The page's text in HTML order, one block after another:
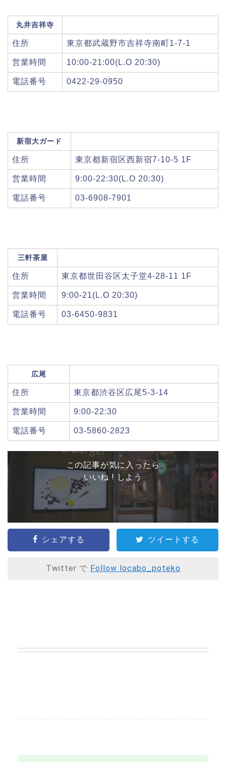
丸井吉祥寺
住所 東京都武蔵野市吉祥寺南町1-7-1
営業時間 10:00-21:00(L.O 20:30)
電話番号 0422-29-0950
新宿大ガード
住所 東京都新宿区西新宿7-10-5 1F
営業時間 9:00-22:30(L.O 20:30)
電話番号 03-6908-7901
三軒茶屋
住所 東京都世田谷区太子堂4-28-11 1F
営業時間 9:00-21(L.O 20:30)
電話番号 03-6450-9831
広尾
住所 東京都渋谷区広尾5-3-14
営業時間 9:00-22:30
電話番号 03-5860-2823
この記事が気に入ったら
いいね ! しよう
シェアする ツイートする
Twitter で Follow locabo_poteko